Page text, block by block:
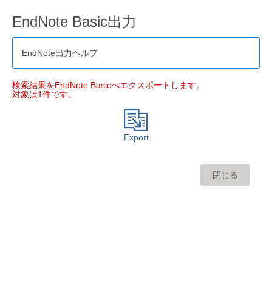
EndNote Basic出力
EndNote出力ヘルプ
検索結果をEndNote Basicへエクスポートします。
対象は1件です。
Export